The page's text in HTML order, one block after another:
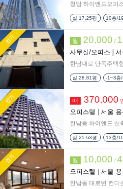
청담 하이엔드오피
실 17.25평 10층/
인기 월 20,000 /
사무실/오피스 |
한남대로 단독주택
실 28.81평 -1~3층
인기 매 370,000
오피스텔 | 서울
한남동 하이엔드 신
실 25.63평 13층/
인기 월 10,000 /
오피스텔 | 서울
한남동 대로변 컨디